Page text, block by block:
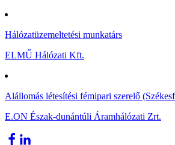
Hálózatüzemeltetési munkatárs
ELMŰ Hálózati Kft.
Alállomás létesítési fémipari szerelő
E.ON Észak-dunántúli Áramhálózati Zrt.